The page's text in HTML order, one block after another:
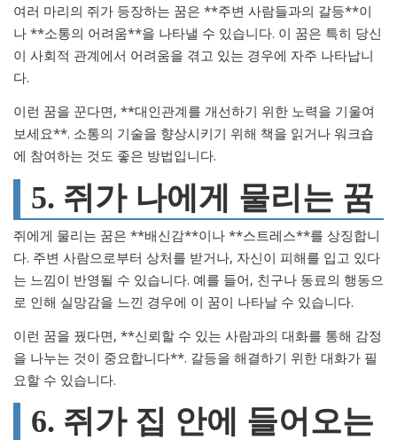
여러 마리의 쥐가 등장하는 꿈은 **주변 사람들과의 갈등**이
나 **소통의 어려움**을 나타낼 수 있습니다. 이 꿈은 특히 당신
이 사회적 관계에서 어려움을 겪고 있는 경우에 자주 나타납니
다.
이런 꿈을 꾼다면, **대인관계를 개선하기 위한 노력을 기울여
보세요**. 소통의 기술을 향상시키기 위해 책을 읽거나 워크숍
에 참여하는 것도 좋은 방법입니다.
5. 쥐가 나에게 물리는 꿈
쥐에게 물리는 꿈은 **배신감**이나 **스트레스**를 상징합니
다. 주변 사람으로부터 상처를 받거나, 자신이 피해를 입고 있다
는 느낌이 반영될 수 있습니다. 예를 들어, 친구나 동료의 행동으
로 인해 실망감을 느낀 경우에 이 꿈이 나타날 수 있습니다.
이런 꿈을 꿨다면, **신뢰할 수 있는 사람과의 대화를 통해 감정
을 나누는 것이 중요합니다**. 갈등을 해결하기 위한 대화가 필
요할 수 있습니다.
6. 쥐가 집 안에 들어오는